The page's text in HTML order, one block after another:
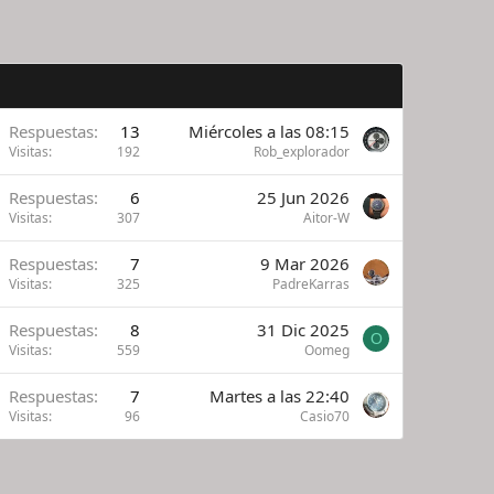
Respuestas 13
Visitas 192
Miércoles a las 08:15
Rob_explorador
Respuestas 6
Visitas 307
25 Jun 2026
Aitor-W
Respuestas 7
Visitas 325
9 Mar 2026
PadreKarras
Respuestas 8
Visitas 559
31 Dic 2025
Oomeg
O
Respuestas 7
Visitas 96
Martes a las 22:40
Casio70